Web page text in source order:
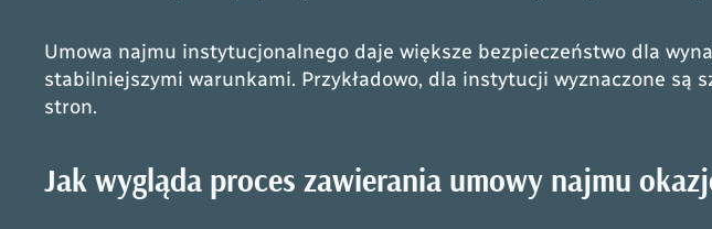
Umowa najmu instytucjonalnego daje większe bezpieczeństwo dla
stabilniejszymi warunkami. Przykładowo, dla instytucji wyznaczone są
stron.
Jak wygląda proces zawierania umowy najmu